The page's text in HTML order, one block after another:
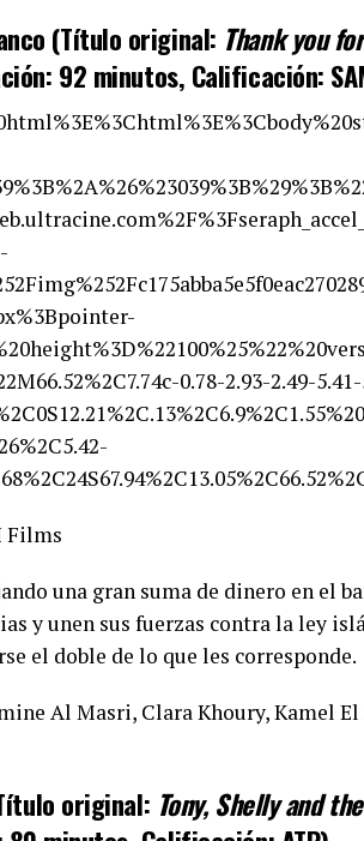
(Título original: Thank you
92 minutos, Calificación:
0.78-2.93-2.49-
Films
una gran suma de dinero en el
y unen sus fuerzas contra la ley
el doble de lo que les corresponde.
Al Masri, Clara Khoury, Kamel El
original: Tony, Shelly and